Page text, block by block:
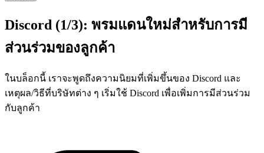
Discord (1/3): พรมแดนใหม่สำหรับการมี
ส่วนร่วมของลูกค้า
ในบล็อกนี้ เราจะพูดถึงความนิยมที่เพิ่มขึ้นของ Discord และ
เหตุผล/วิธีที่บริษัทต่าง ๆ เริ่มใช้ Discord เพื่อเพิ่มการมีส่วนร่วม
กับลูกค้า